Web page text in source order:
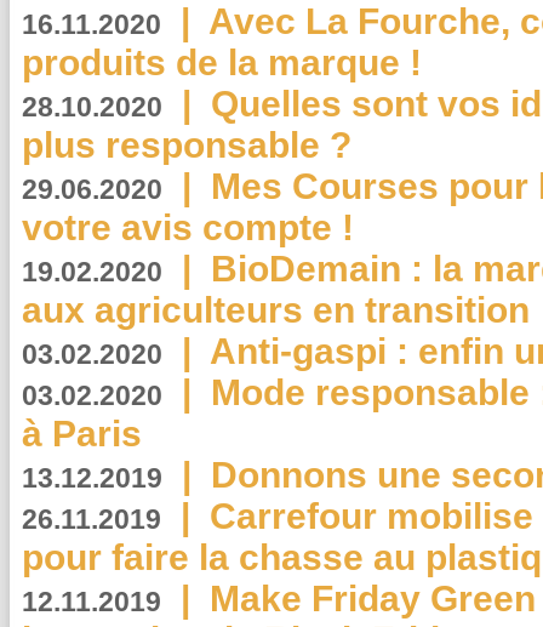
16.11.2020 | Avec La Fourche,
produits de la marque !
28.10.2020 | Quelles sont vos
plus responsable ?
29.06.2020 | Mes Courses pour
votre avis compte !
19.02.2020 | BioDemain : la
aux agriculteurs en transition
03.02.2020 | Anti-gaspi : enfin
03.02.2020 | Mode
à Paris
13.12.2019 | Donnons une
26.11.2019 | Carrefour
pour faire la chasse au
12.11.2019 | Make Friday